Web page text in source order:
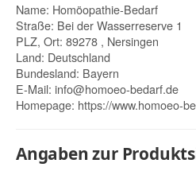
Name: Homöopathie-Bedarf
Straße: Bei der Wasserreserve 1
PLZ, Ort: 89278 , Nersingen
Land: Deutschland
Bundesland: Bayern
E-Mail: info@homoeo-bedarf.de
Homepage: https://www.homoeo-
Angaben zur